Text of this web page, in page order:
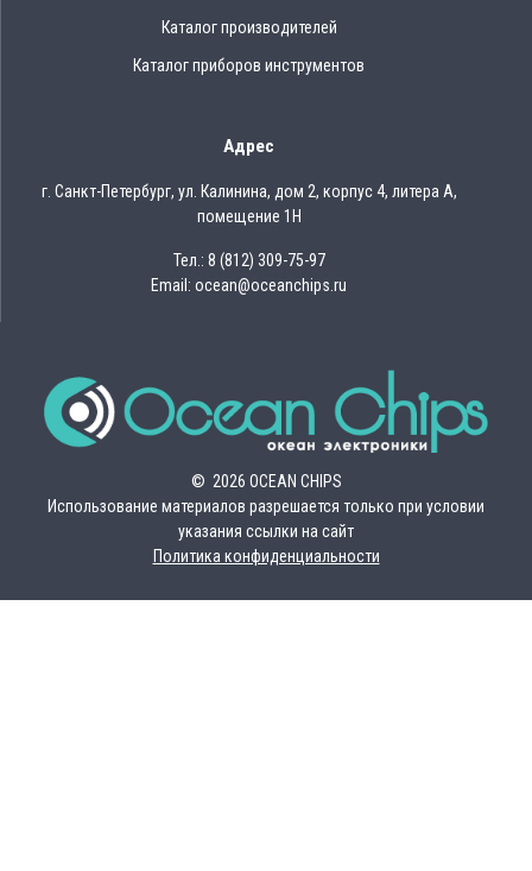
Каталог производителей
Каталог приборов инструментов
Адрес
г. Санкт-Петербург, ул. Калинина, дом 2, корпус 4, литера А,
помещение 1Н
Тел.: 8 (812) 309-75-97
Email: ocean@oceanchips.ru
© 2026 OCEAN CHIPS
Использование материалов разрешается только при условии
указания ссылки на сайт
Политика конфиденциальности